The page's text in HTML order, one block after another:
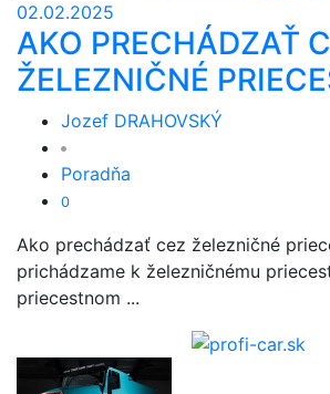
02.02.2025
AKO PRECHÁDZAŤ
ŽELEZNIČNÉ
Jozef DRAHOVSKÝ
Poradňa
0
Ako prechádzať cez železničné
prichádzame k železničnému
priecestnom ...